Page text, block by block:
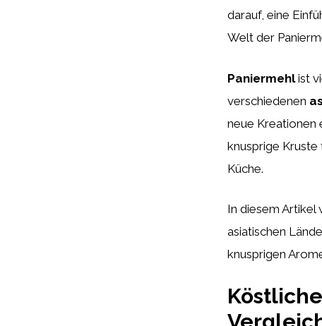
darauf, eine
Welt der
Paniermehlist
verschiedenen
neue Kreationen
knusprige Kruste
Küche.
In diesem Artikel
asiatischen
knusprigen